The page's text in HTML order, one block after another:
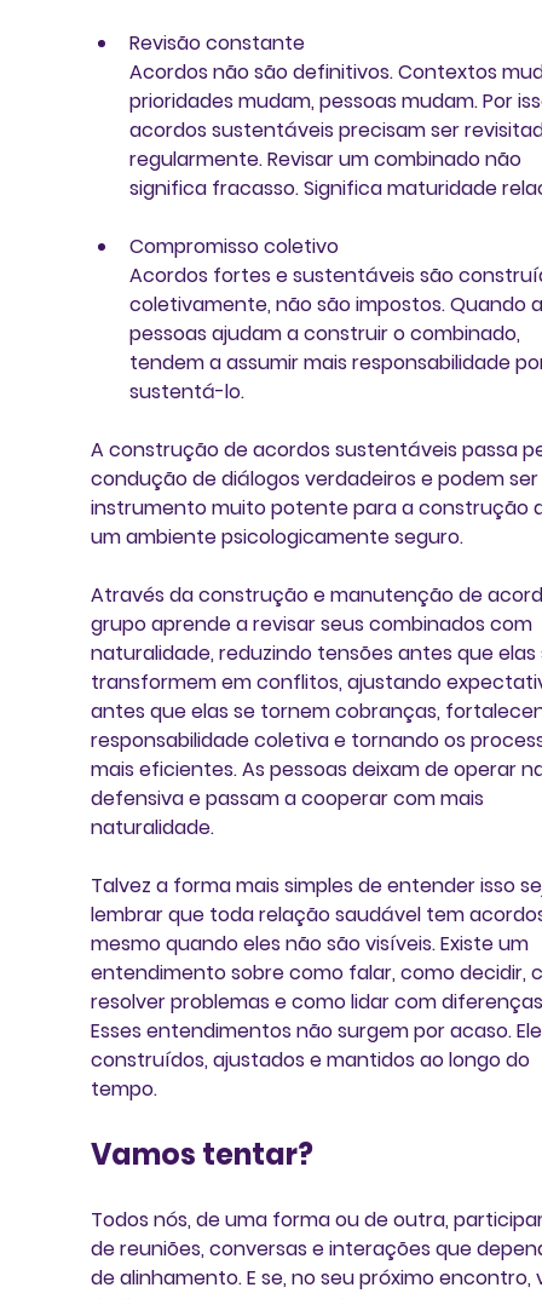
Revisão constante
Acordos não são definitivos. Contextos
prioridades mudam, pessoas mudam. Por
acordos sustentáveis precisam ser
regularmente. Revisar um combinado não
significa fracasso. Significa maturidade
Compromisso coletivo
Acordos fortes e sustentáveis são
coletivamente, não são impostos. Quando
pessoas ajudam a construir o combinado,
tendem a assumir mais responsabilidade
sustentá-lo.
A construção de acordos sustentáveis passa
condução de diálogos verdadeiros e podem
instrumento muito potente para a construção
um ambiente psicologicamente seguro.
Através da construção e manutenção de
grupo aprende a revisar seus combinados com
naturalidade, reduzindo tensões antes que
transformem em conflitos, ajustando
antes que elas se tornem cobranças,
responsabilidade coletiva e tornando os
mais eficientes. As pessoas deixam de operar
defensiva e passam a cooperar com mais
naturalidade.
Talvez a forma mais simples de entender isso
lembrar que toda relação saudável tem
mesmo quando eles não são visíveis. Existe um
entendimento sobre como falar, como decidir,
resolver problemas e como lidar com
Esses entendimentos não surgem por acaso.
construídos, ajustados e mantidos ao longo do
tempo.
Vamos tentar?
Todos nós, de uma forma ou de outra,
de reuniões, conversas e interações que
de alinhamento. E se, no seu próximo